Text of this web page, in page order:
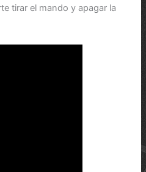
tirar el mando y apagar la